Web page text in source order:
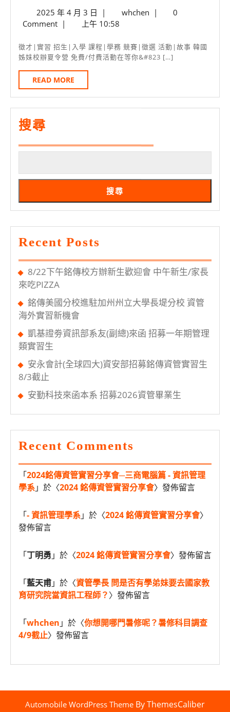
新
中
徵
才
息
姊
校
(慶
明
知
免
費
令
你
2025 年 4 月 3 日 2025
年
月
3
| whchenwhchen
|
0
Comment | 上午 10:58
徵才|實習 招生|入學 課程|學務 競賽|徵選 活動|故事 韓國
姊妹校辦夏令營 免費/付費活動在等你&#823 […]
READ MORE
MORE
搜尋
搜尋
Recent Posts
8/22下午銘傳校方辦新生歡迎會 中午新生/家長
來吃PIZZA
銘傳美國分校進駐加州州立大學長堤分校 資管
海外實習新機會
凱基證劵資訊部系友(副總)來函 招募一年期管理
類實習生
安永會計(全球四大)資安部招募銘傳資管實習生
8/3截止
安勤科技來函本系 招募2026資管畢業生
Recent Comments
「2024銘傳資管實習分享會─三商電腦篇 - 資訊管理
學系」於〈2024 銘傳資管實習分享會〉發佈留言
「- 資訊管理學系」於〈2024 銘傳資管實習分享會〉
發佈留言
「丁明勇 」於〈2024 銘傳資管實習分享會〉發佈留言
「藍天甫」於〈資管學長 問是否有學弟妹要去國家教
育研究院當資訊工程師？〉發佈留言
「whchen 」於〈你想開哪門暑修呢？暑修科目調查
4/9截止〉發佈留言
Automobile WordPress Theme By ThemesCaliber